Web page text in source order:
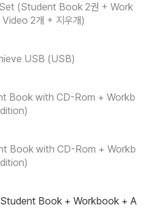
(Student Book 2권 + Work
2개 + 지우개)
USB (USB)
Book with CD-Rom + Workb
Book with CD-Rom + Workb
Book + Workbook + A